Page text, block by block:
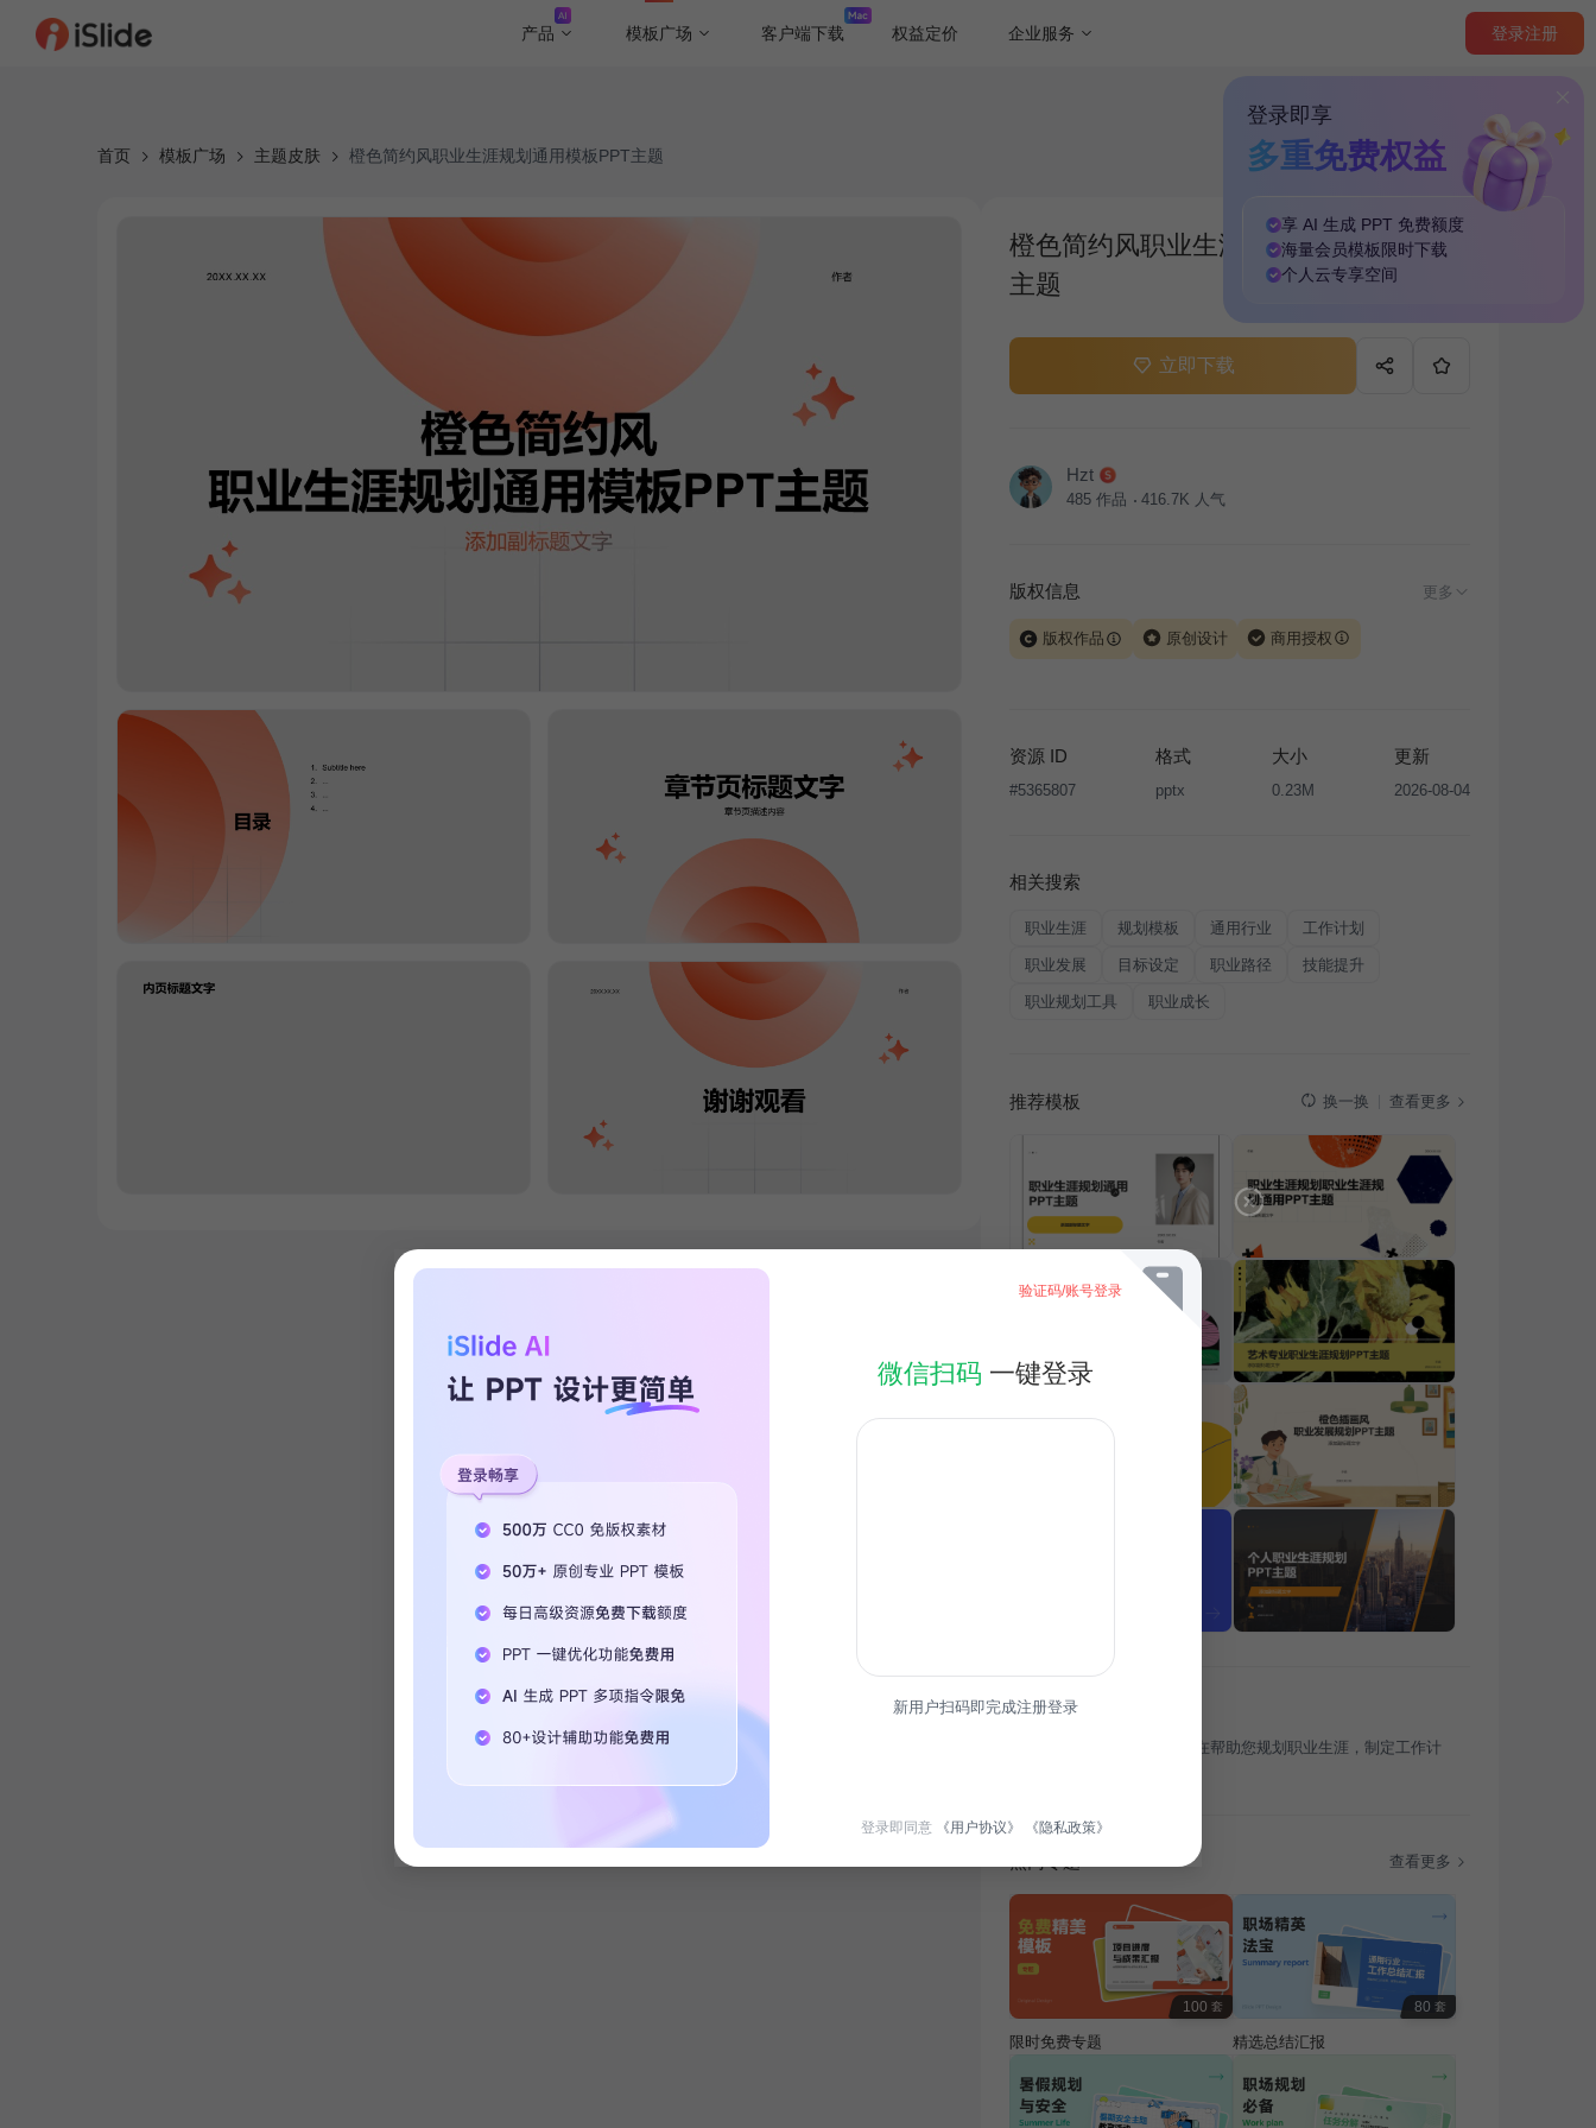
产品 模板广场 客户端下载 权益定价 企业服务 登录注册
登录即享
多重免费权益
享 AI 生成 PPT 免费额度
海量会员模板 限时下载
个人云专享空间
首页 模板广场 主题皮肤 橙色简约风职业生涯规划通用模板PPT主题
橙色简约风职业生涯规划通用模板PPT
主题
立即下载
Hzt
485 作品 416.7K 人气
版权信息 更多
版权作品 原创设计 商用授权
让、出售或出租，未经投权许可任何人不得擅自转载和分发，否则
将接照我国著作权法的相关规定承担相应法律责任。
资源 ID
#5365807
格式
pptx
大小
0.23M
更新
2026-08-04
相关搜索
职业生涯 规划模板 通用行业 工作计划
职业发展 目标设定 职业路径 技能提升
职业规划工具 职业成长
推荐模板 换一换 查看更多
简介
本模板适用于通用行业，旨在帮助您规划职业生涯，制定工作计
查看更多
100 套
限时免费专题
80 套
精选总结汇报
验证码/账号登录
微信扫码 一键登录
新用户扫码即完成注册登录
登录即同意 《用户协议》 《隐私政策》